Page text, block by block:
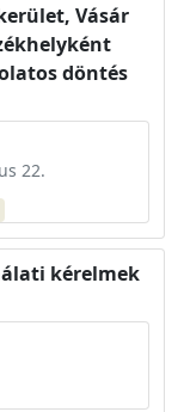
Vásár
döntés
22.
kérelmek